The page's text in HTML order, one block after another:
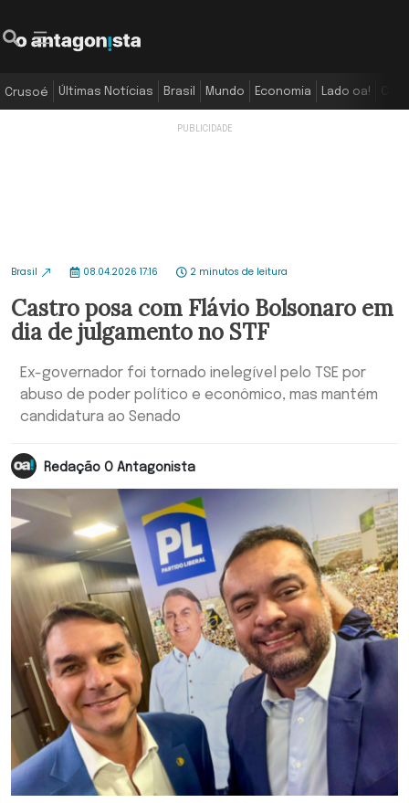
Crusoé Últimas Notícias Brasil Mundo Economia Lado oa!
Brasil 08.04.2026 17:16 2 minutos de leitura
Castro posa com Flávio Bolsonaro em
dia de julgamento no STF
Ex-governador foi tornado inelegível pelo TSE por
abuso de poder político e econômico, mas mantém
candidatura ao Senado
Redação O Antagonista